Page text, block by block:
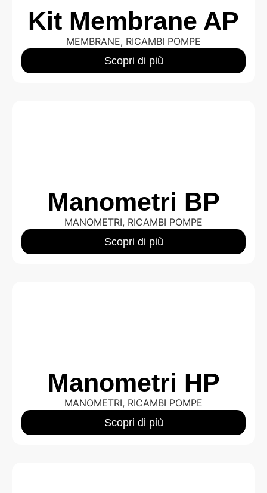
Kit Membrane AP
MEMBRANE, RICAMBI POMPE
Scopri di più
Manometri BP
MANOMETRI, RICAMBI POMPE
Scopri di più
Manometri HP
MANOMETRI, RICAMBI POMPE
Scopri di più